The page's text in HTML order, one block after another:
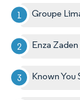
Groupe
Enza Zaden
Known You